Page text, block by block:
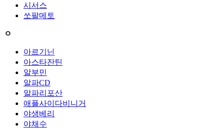
시서스
쏘팔메토
ㅇ
아르기닌
아스타잔틴
알부민
알파CD
알파리포산
애플사이다비니거
야생베리
야채수